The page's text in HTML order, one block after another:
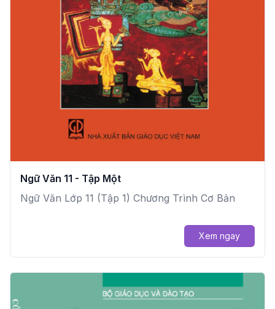
Ngữ Văn 11 - Tập Một
Ngữ Văn Lớp 11 (Tập 1) Chương Trình Cơ Bản
Xem ngay